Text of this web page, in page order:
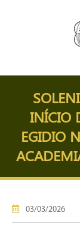
INÍCIO
EGIDIO
03/03/2026